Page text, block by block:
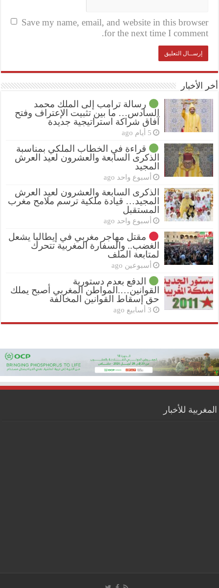
Save my name, email, and website in this browser
for the next time I comment.
أخر الأخبار
رسالة ترامب إلى الملك محمد
السادس… ما بين تثبيت الإعتراف وفتح
آفاق شراكة استراتيجية جديدة
5 أيام ago
قراءة في الخطاب الملكي بمناسبة
الذكرى السابعة والعشرون لعيد العرش
المجيد
أسبوع واحد ago
الذكرى السابعة والعشرون لعيد العرش
المجيد… قيادة ملكية ترسم ملامح مغرب
المستقبل
أسبوع واحد ago
مقتل مهاجر مغربي في إيطاليا يشعل
الغضب.. والسفارة المغربية تتحرك
لمتابعة الملف
أسبوعين ago
الدفع بعدم دستورية
القوانين….المواطن المغربي أصبح يملك
حق إسقاط القوانين المخالفة
3 أسابيع ago
المغربية للأخبار